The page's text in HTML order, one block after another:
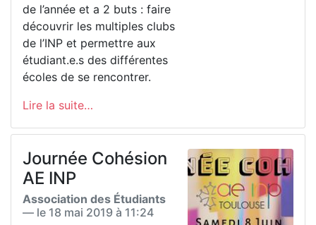
de l’année et a 2 buts : faire
découvrir les multiples clubs
de l’INP et permettre aux
étudiant.e.s des différentes
écoles de se rencontrer.
Lire la suite…
Journée Cohésion
AE INP
Association des Étudiants
— le 18 mai 2019 à 11:24